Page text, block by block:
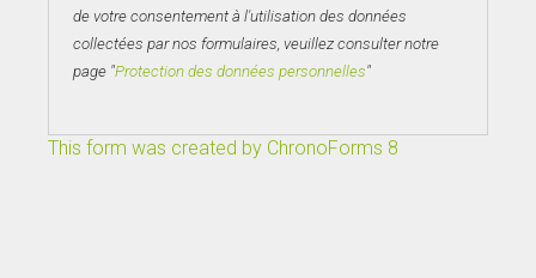
de votre consentement à l'utilisation des données
collectées par nos formulaires, veuillez consulter notre
page "Protection des données personnelles"
This form was created by ChronoForms 8